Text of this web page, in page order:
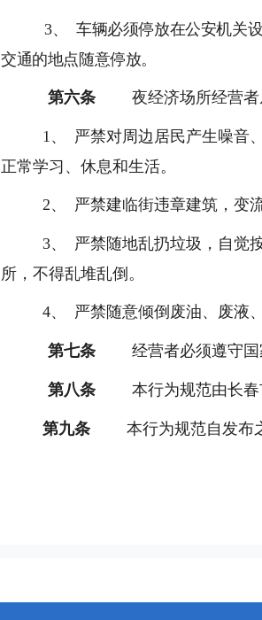
3、
车辆必须停放在公安机关
交通的地点随意停放。
第六条 夜经济场所经营
1、
严禁对周边居民产生噪音
正常学习、休息和生活。
2、 严禁建临街违章建筑，变
3、
严禁随地乱扔垃圾，自觉
所，不得乱堆乱倒。
4、 严禁随意倾倒废油、废液
第七条 经营者必须遵守
第八条 本行为规范由长
第九条 本行为规范自发布